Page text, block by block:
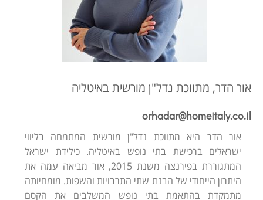
אור הדר, מתווכת נדל"ן מורשית באיטליה
orhadar@homeitaly.co.il
אור הדר היא מתווכת נדל"ן מורשית המתמחה בליווי
ישראלים ברכישת בתי נופש באיטליה. כילידת ישראל
המתגוררת בפירנצה משנת 2015, אור מביאה עמה את
היתרון הייחודי של הבנת שתי התרבויות והשפות. מומחיותה
מתמקדת בהתאמת בתי נופש המשלבים את הקסם